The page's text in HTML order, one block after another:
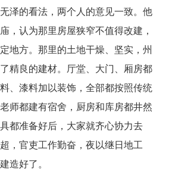
泽的看法，两个人的意见一致。他
，认为那里房屋狭窄不值得改建，
地方。那里的土地干燥、坚实，州
精良的建材。厅堂、大门、厢房都
、漆料加以装饰，全部都按照传统
师都建有宿舍，厨房和库房都井然
都准备好后，大家就齐心协力去
，官吏工作勤奋，夜以继日地工
造好了。